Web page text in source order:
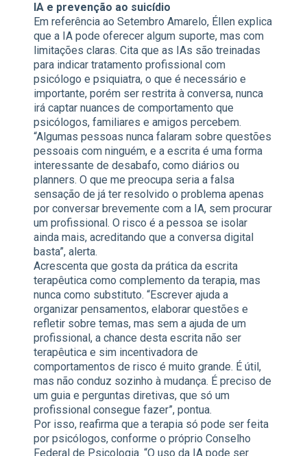
IA e prevenção ao suicídio
Em referência ao Setembro Amarelo, Éllen explica
que a IA pode oferecer algum suporte, mas com
limitações claras. Cita que as IAs são treinadas
para indicar tratamento profissional com
psicólogo e psiquiatra, o que é necessário e
importante, porém ser restrita à conversa, nunca
irá captar nuances de comportamento que
psicólogos, familiares e amigos percebem.
“Algumas pessoas nunca falaram sobre questões
pessoais com ninguém, e a escrita é uma forma
interessante de desabafo, como diários ou
planners. O que me preocupa seria a falsa
sensação de já ter resolvido o problema apenas
por conversar brevemente com a IA, sem procurar
um profissional. O risco é a pessoa se isolar
ainda mais, acreditando que a conversa digital
basta”, alerta.
Acrescenta que gosta da prática da escrita
terapêutica como complemento da terapia, mas
nunca como substituto. “Escrever ajuda a
organizar pensamentos, elaborar questões e
refletir sobre temas, mas sem a ajuda de um
profissional, a chance desta escrita não ser
terapêutica e sim incentivadora de
comportamentos de risco é muito grande. É útil,
mas não conduz sozinho à mudança. É preciso de
um guia e perguntas diretivas, que só um
profissional consegue fazer”, pontua.
Por isso, reafirma que a terapia só pode ser feita
por psicólogos, conforme o próprio Conselho
Federal de Psicologia. “O uso da IA pode ser